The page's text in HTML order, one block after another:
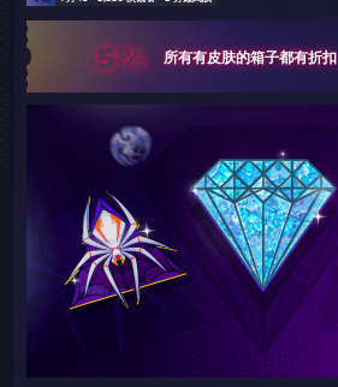
5% 所有有皮肤的箱子都有折扣